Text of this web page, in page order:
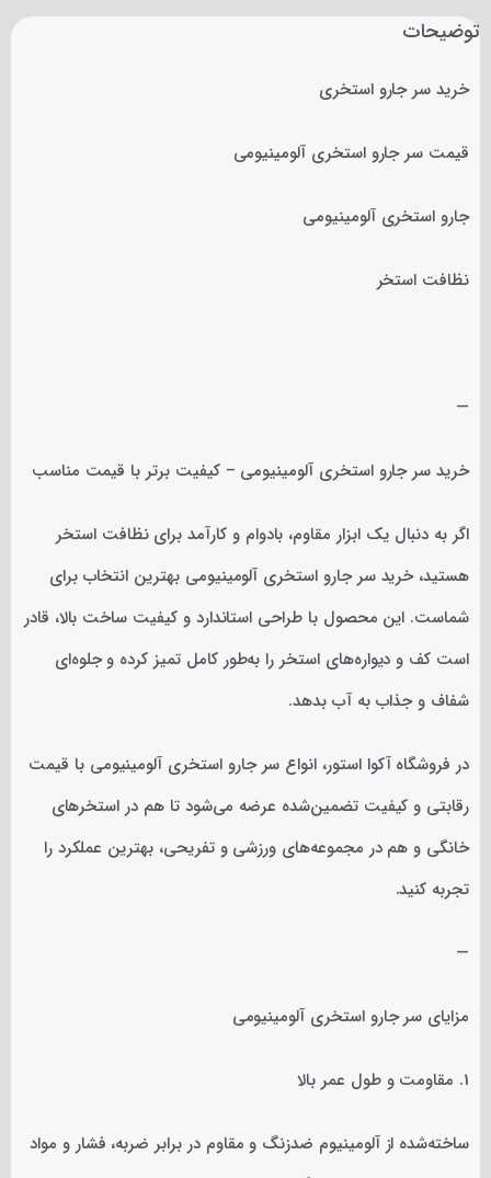
توضیحات
خرید سر جارو استخری
قیمت سر جارو استخری آلومینیومی
جارو استخری آلومینیومی
نظافت استخر
—
خرید سر جارو استخری آلومینیومی – کیفیت برتر با قیمت مناسب
اگر به دنبال یک ابزار مقاوم، بادوام و کارآمد برای نظافت استخر
هستید، خرید سر جارو استخری آلومینیومی بهترین انتخاب برای
شماست. این محصول با طراحی استاندارد و کیفیت ساخت بالا، قادر
است کف و دیواره‌های استخر را به‌طور کامل تمیز کرده و جلوه‌ای
شفاف و جذاب به آب بدهد.
در فروشگاه آکوا استور، انواع سر جارو استخری آلومینیومی با قیمت
رقابتی و کیفیت تضمین‌شده عرضه می‌شود تا هم در استخرهای
خانگی و هم در مجموعه‌های ورزشی و تفریحی، بهترین عملکرد را
تجربه کنید.
—
مزایای سر جارو استخری آلومینیومی
1. مقاومت و طول عمر بالا
ساخته‌شده از آلومینیوم ضدزنگ و مقاوم در برابر ضربه، فشار و مواد